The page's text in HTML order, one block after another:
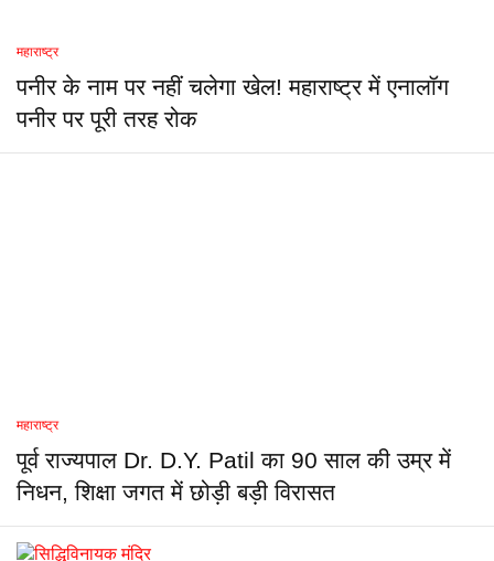
महाराष्ट्र
पनीर के नाम पर नहीं चलेगा खेल! महाराष्ट्र में एनालॉग
पनीर पर पूरी तरह रोक
महाराष्ट्र
पूर्व राज्यपाल Dr. D.Y. Patil का 90 साल की उम्र में
निधन, शिक्षा जगत में छोड़ी बड़ी विरासत